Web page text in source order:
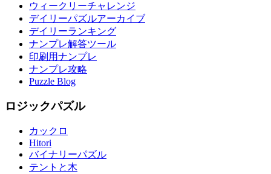
ウィークリーチャレンジ
デイリーパズルアーカイブ
デイリーランキング
ナンプレ解答ツール
印刷用ナンプレ
ナンプレ攻略
Puzzle Blog
ロジックパズル
カックロ
Hitori
バイナリーパズル
テントと木